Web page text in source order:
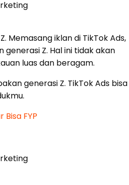
Memasang iklan di TikTok Ads,
Z. Hal ini tidak akan
luas dan beragam.
generasi Z. TikTok Ads bisa
FYP